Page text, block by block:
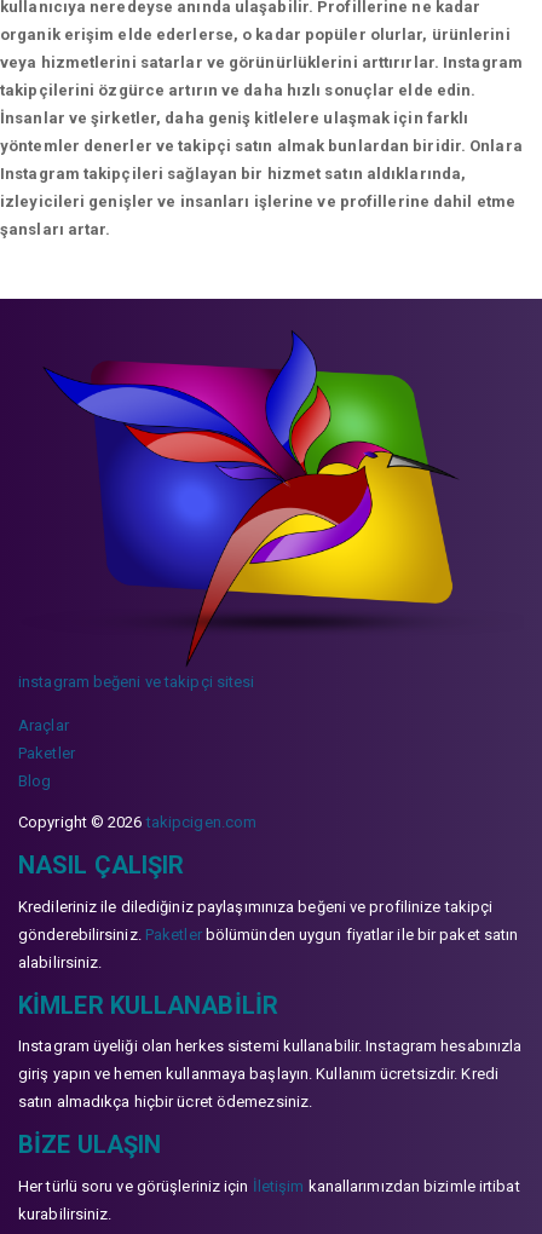
kullanıcıya neredeyse anında ulaşabilir. Profillerine ne kadar
organik erişim elde ederlerse, o kadar popüler olurlar, ürünlerini
veya hizmetlerini satarlar ve görünürlüklerini arttırırlar. Instagram
takipçilerini özgürce artırın ve daha hızlı sonuçlar elde edin.
İnsanlar ve şirketler, daha geniş kitlelere ulaşmak için farklı
yöntemler denerler ve takipçi satın almak bunlardan biridir. Onlara
Instagram takipçileri sağlayan bir hizmet satın aldıklarında,
izleyicileri genişler ve insanları işlerine ve profillerine dahil etme
şansları artar.
instagram beğeni ve takipçi sitesi
Araçlar
Paketler
Blog
Copyright © 2026takipcigen.com
NASIL ÇALIŞIR
Kredileriniz ile dilediğiniz paylaşımınıza beğeni ve profilinize takipçi
gönderebilirsiniz. Paketlerbölümünden uygun fiyatlar ile bir paket satın
alabilirsiniz.
KIMLER KULLANABILIR
Instagram üyeliği olan herkes sistemi kullanabilir. Instagram hesabınızla
giriş yapın ve hemen kullanmaya başlayın. Kullanım ücretsizdir. Kredi
satın almadıkça hiçbir ücret ödemezsiniz.
BIZE ULAŞIN
Her türlü soru ve görüşleriniz için İletişim kanallarımızdan bizimle irtibat
kurabilirsiniz.